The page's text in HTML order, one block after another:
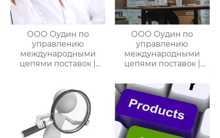
ООО Оудин по
управлению
международными
цепями поставок |
цикла
посреднических
закупок Китай-Россия
ООО Оудин по
управлению
международными
цепями поставок |
услуги
посреднических
закупок Китай-Россия:
комплексное
решение ваших
трансграничных задач